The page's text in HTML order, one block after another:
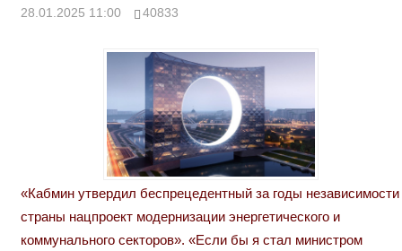
28.01.2025 11:00 40833
«Кабмин утвердил беспрецедентный за годы независимости
страны нацпроект модернизации энергетического и
коммунального секторов». «Если бы я стал министром